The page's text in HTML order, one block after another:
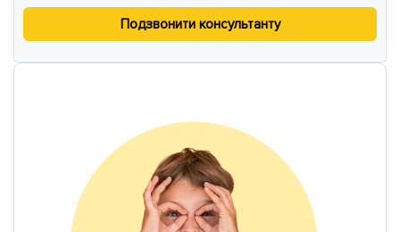
Подзвонити консультанту